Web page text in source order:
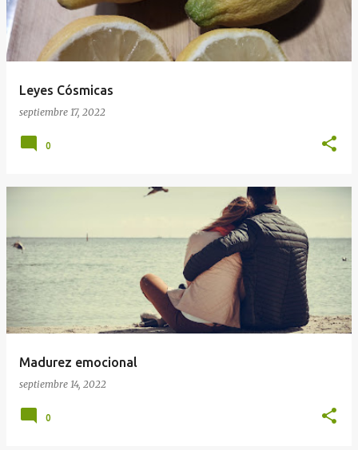
Leyes Cósmicas
septiembre 17, 2022
0
Madurez emocional
septiembre 14, 2022
0